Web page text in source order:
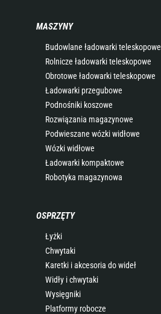
MASZYNY
Budowlane ładowarki teleskopowe
Rolnicze ładowarki teleskopowe
Obrotowe ładowarki teleskopowe
Ładowarki przegubowe
Podnośniki koszowe
Rozwiązania magazynowe
Podwieszane wózki widłowe
Wózki widłowe
Ładowarki kompaktowe
Robotyka magazynowa
OSPRZĘTY
Łyżki
Chwytaki
Karetki i akcesoria do wideł
Widły i chwytaki
Wysięgniki
Platformy robocze